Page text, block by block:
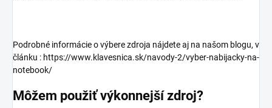
Podrobné informácie o výbere zdroja nájdete aj na našom blogu, v
článku : https://www.klavesnica.sk/navody-2/vyber-nabijacky-na-
notebook/
Môžem použiť výkonnejší zdroj?